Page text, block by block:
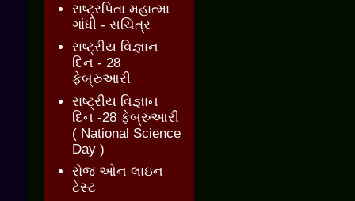
રાષ્ટ્રપિતા મહાત્મા
ગાંધી - સચિત્ર
રાષ્ટ્રીય વિજ્ઞાન
દિન - 28
ફેબ્રુઆરી
રાષ્ટ્રીય વિજ્ઞાન
દિન -28 ફેબ્રુઆરી
( National Science
Day )
રોજ ઓન લાઇન
ટેસ્ટ